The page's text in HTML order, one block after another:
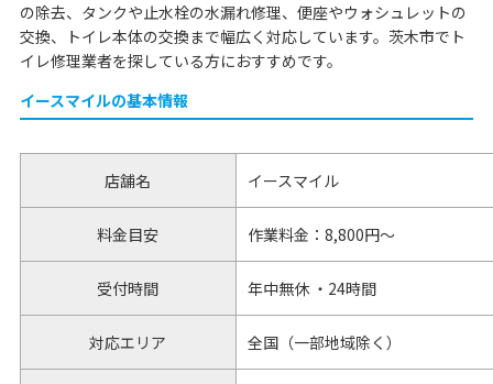
の除去、タンクや止水栓の水漏れ修理、便座やウォシュレットの
交換、トイレ本体の交換まで幅広く対応しています。茨木市でト
イレ修理業者を探している方におすすめです。
イースマイルの基本情報
店舗名 イースマイル
料金目安 作業料金：8,800円～
受付時間 年中無休 ・24時間
対応エリア 全国（一部地域除く）